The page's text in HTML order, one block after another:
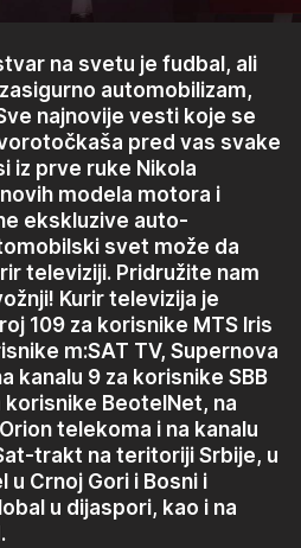
na svetu je fudbal, ali
automobilizam,
najnovije vesti koje se
pred vas svake
iz prve ruke Nikola
modela motora i
ekskluzive auto-
svet može da
televiziji. Pridružite nam
Kurir televizija je
109 za korisnike MTS Iris
m:SAT TV, Supernova
kanalu 9 za korisnike SBB
korisnike BeotelNet, na
telekoma i na kanalu
trakt na teritoriji Srbije, u
Crnoj Gori i Bosni i
u dijaspori, kao i na